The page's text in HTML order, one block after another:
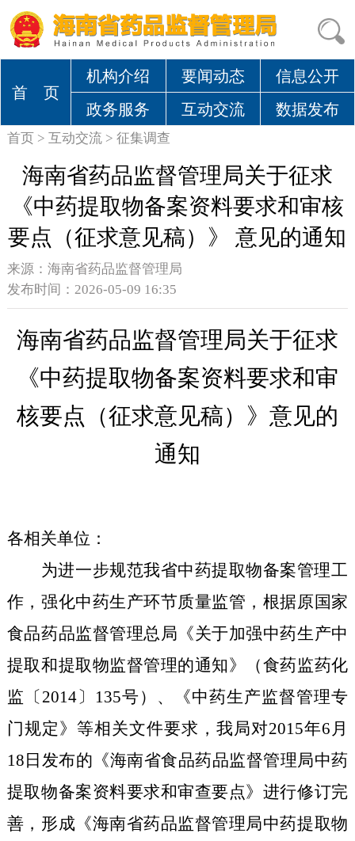
首 页
机构介绍 要闻动态
信息公开
政务服务
互动交流 数据发布
首页 > 互动交流> 征集调查
海南省药品监督管理局关于征求
《中药提取物备案资料要求和审核
要点（征求意见稿）》 意见的通知
来源： 海南省药品监督管理局
发布时间：2026-05-09 16:35
海南省药品监督管理局关于征求
《中药提取物备案资料要求和审
核要点（征求意见稿） 》意见的
通知
各相关单位：
为进一步规范我省中药提取物备案管理工
作，强化中药生产环节质量监管，根据原国家
食品药品监督管理总局《关于加强中药生产中
提取和提取物监督管理的通知》（食药监药化
监〔2014〕135号）、《中药生产监督管理专
门规定》等相关文件要求，我局对2015年6月
18日发布的《海南省食品药品监督管理局中药
提取物备案资料要求和审查要点》进行修订完
善，形成《海南省药品监督管理局中药提取物